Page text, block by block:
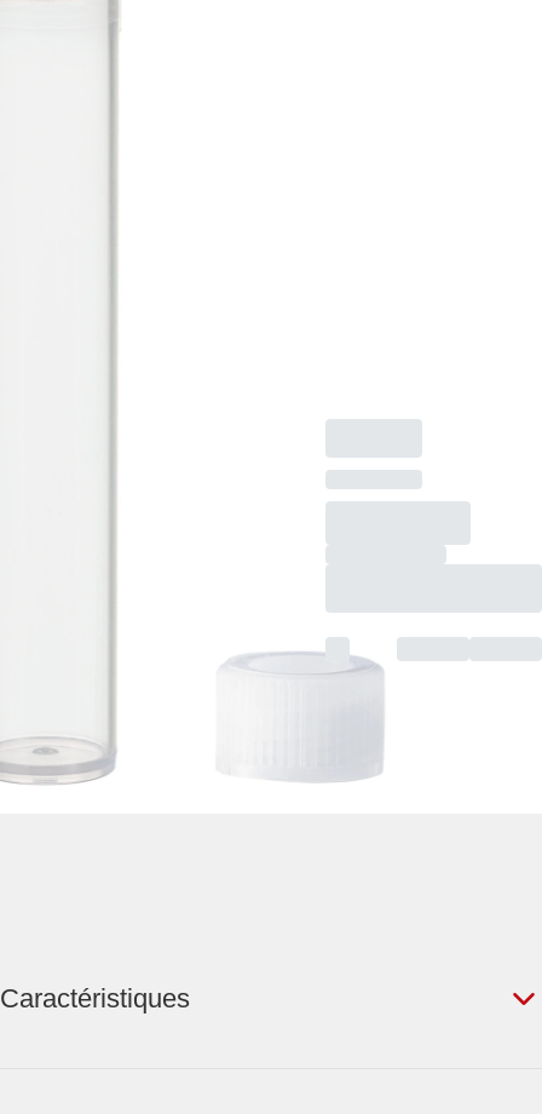
Caractéristiques